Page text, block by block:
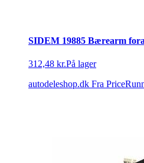
SIDEM 19885 Bærearm
312,48 kr.På lager
autodeleshop.dk Fra